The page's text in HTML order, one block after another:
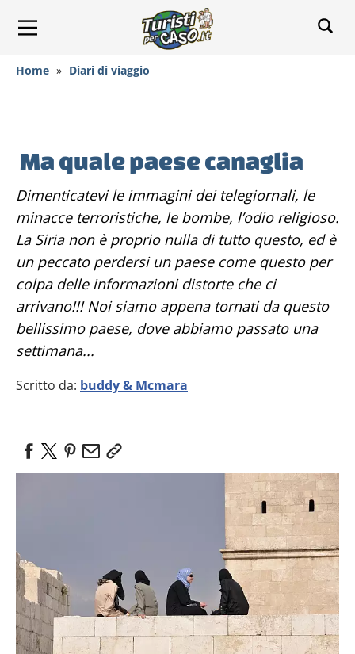
Home » Diari di viaggio
Ma quale paese canaglia
Dimenticatevi le immagini dei telegiornali, le
minacce terroristiche, le bombe, l’odio religioso.
La Siria non è proprio nulla di tutto questo, ed è
un peccato perdersi un paese come questo per
colpa delle informazioni distorte che ci
arrivano!!! Noi siamo appena tornati da questo
bellissimo paese, dove abbiamo passato una
settimana...
Scritto da: buddy & Mcmara